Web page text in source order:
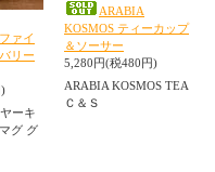
ァイ
リー
ーキ
グ グ
ARABIA
KOSMOS ティーカップ
＆ソーサー
5,280円(税480円)
ARABIA KOSMOS TEA
Ｃ＆Ｓ